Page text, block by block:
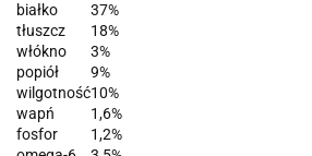
białko
37%
tłuszcz
18%
włókno
3%
popiół
9%
wilgotność10%
wapń
1,6%
fosfor
1,2%